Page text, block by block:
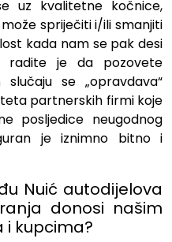
uz kvalitetne kočnice,
spriječiti i/ili smanjiti
kada nam se pak desi
radite je da pozovete
se „opravdava“
partnerskih firmi koje
posljedice neugodnog
je iznimno bitno i
Nuić autodijelova
donosi našim
i kupcima?